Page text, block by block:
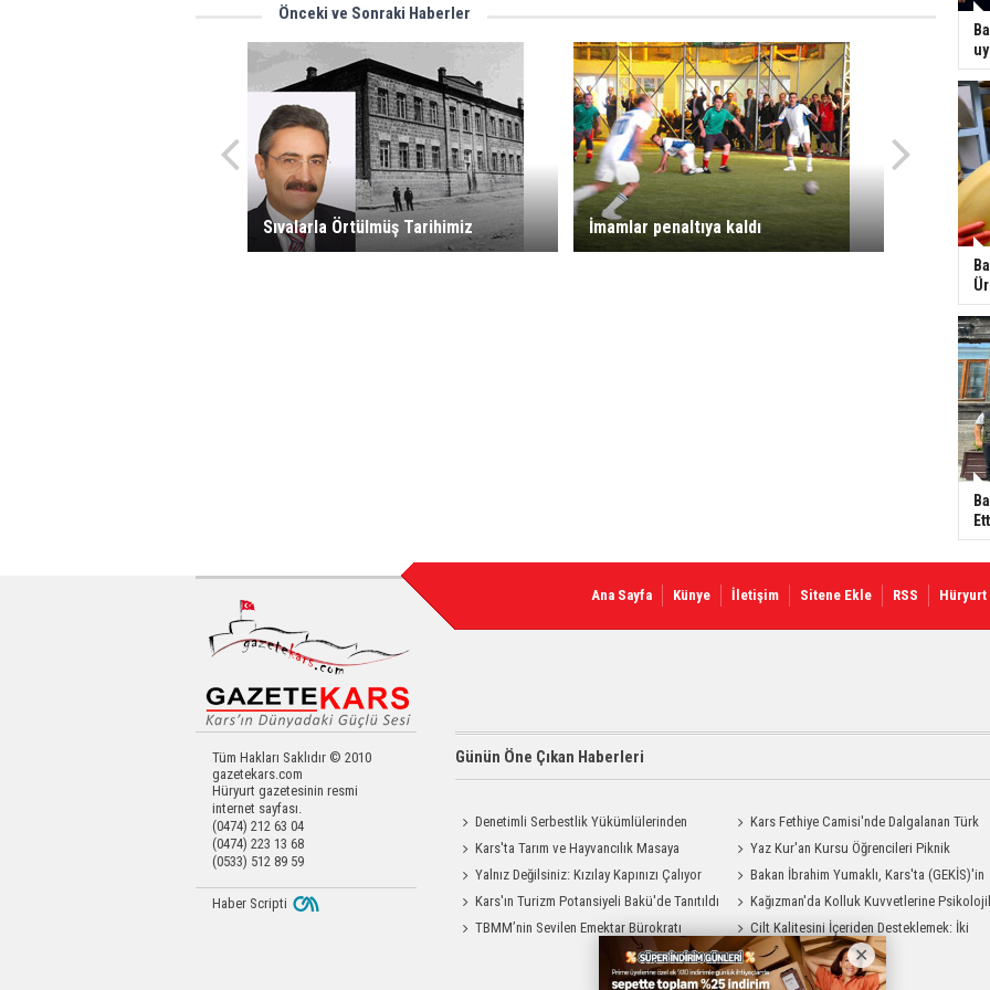
Önceki ve Sonraki Haberler
Sıvalarla Örtülmüş Tarihimiz İmamlar penaltıya kaldı
Ana Sayfa Künye İletişim Sitene Ekle RSS Hüryurt
Tüm Hakları Saklıdır © 2010
gazetekars.com
Hüryurt gazetesinin resmi
internet sayfası.
(0474) 212 63 04
(0474) 223 13 68
(0533) 512 89 59
Günün Öne Çıkan Haberleri
Denetimli Serbestlik Yükümlülerinden
Okula Temizlik Desteği
Kars Fethiye Camisi'nde Dalgalanan Türk
Bayrağı Görenlerin Beğenisini Topladı
Kars'ta Tarım ve Hayvancılık Masaya
Yatırıldı
Yaz Kur'an Kursu Öğrencileri Piknik
Coşkusu Yaşadı
Yalnız Değilsiniz: Kızılay Kapınızı Çalıyor
Bakan İbrahim Yumaklı, Kars'ta (GEKİS)'in
ilk uygulamasını başlattı
Kars'ın Turizm Potansiyeli Bakü'de Tanıtıldı
Kağızman'da Kolluk Kuvvetlerine
İlk Yardım Eğitimi
TBMM’nin Sevilen Emektar Bürokratı
Cilt Kalitesini İçeriden Desteklemek: İki
Enjeksiyon Uygulamasının Karşılaştırması
Haber Scripti